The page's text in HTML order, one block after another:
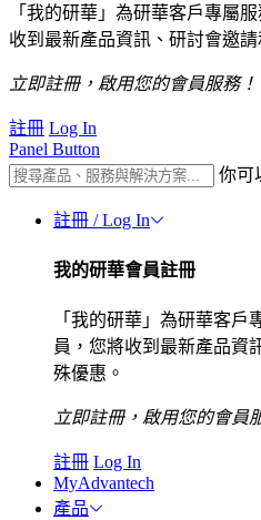
「我的研華」為研華客戶專屬
收到最新產品資訊、研討會邀
立即註冊，啟用您的會員服務！
註冊 Log In
Panel Button
你可
註冊 / Log In
我的研華會員註冊
「我的研華」為研華客
員，您將收到最新產品資
殊優惠。
立即註冊，啟用您的會員
註冊 Log In
MyAdvantech
產品